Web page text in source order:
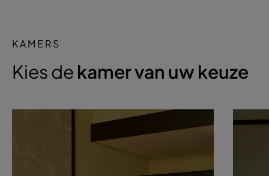
KAMERS
Kies de kamer van uw keuze